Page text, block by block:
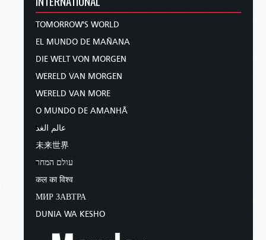
TOMORROW'S WORLD
EL MUNDO DE MAÑANA
DIE WELT VON MORGEN
WERELD VAN MORGEN
WERELD VAN MORE
O MUNDO DE AMANHÃ
عالم الغد
未来世界
עולם המחר
कल का विश्व
МИР ЗАВТРА
DUNIA WA KESHO